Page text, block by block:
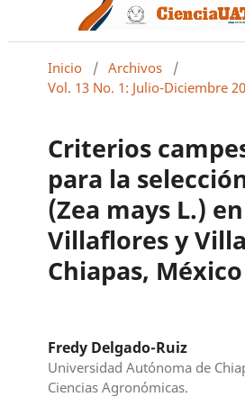
Inicio / Archivos
/
Vol. 13 No. 1: Julio-Diciembre
Criterios
para la
(Zea mays L.) en
Villaflores y
Chiapas, México
Fredy Delgado-Ruiz
Universidad Autónoma de
Ciencias Agronómicas.